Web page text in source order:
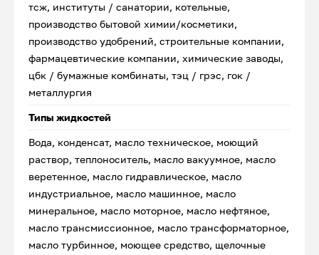
тсж, институты / санатории, котельные,
производство бытовой химии/косметики,
производство удобрений, строительные компании,
фармацевтические компании, химические заводы,
цбк / бумажные комбинаты, тэц / грэс, гок /
металлургия
Типы жидкостей
Вода, конденсат, масло техническое, моющий
раствор, теплоноситель, масло вакуумное, масло
веретенное, масло гидравлическое, масло
индустриальное, масло машинное, масло
минеральное, масло моторное, масло нефтяное,
масло трансмиссионное, масло трансформаторное,
масло турбинное, моющее средство, щелочные